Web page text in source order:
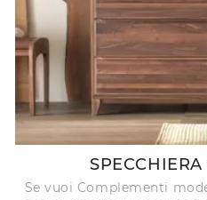
Se vuoi Complementi